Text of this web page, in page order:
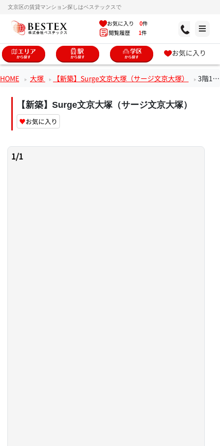
文京区の賃貸マンション探しはベステックスで
お気に入り 0件
閲覧履歴 1件
お気に入り
HOME 大塚 【新築】Surge文京大塚（サージ文京大塚） 3階1LDKのお部屋
【新築】Surge文京大塚（サージ文京大塚）
♥お気に入り
1/1